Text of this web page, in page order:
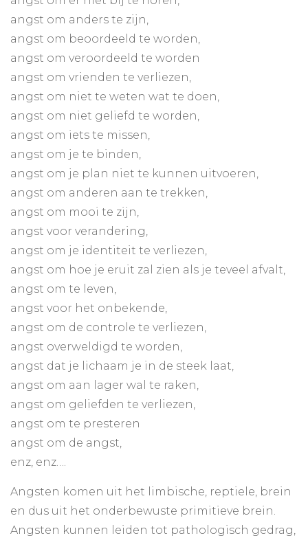
angst om anders te zijn,
angst om beoordeeld te worden,
angst om veroordeeld te worden
angst om vrienden te verliezen,
angst om niet te weten wat te doen,
angst om niet geliefd te worden,
angst om iets te missen,
angst om je te binden,
angst om je plan niet te kunnen uitvoeren,
angst om anderen aan te trekken,
angst om mooi te zijn,
angst voor verandering,
angst om je identiteit te verliezen,
angst om hoe je eruit zal zien als je teveel afvalt,
angst om te leven,
angst voor het onbekende,
angst om de controle te verliezen,
angst overweldigd te worden,
angst dat je lichaam je in de steek laat,
angst om aan lager wal te raken,
angst om geliefden te verliezen,
angst om te presteren
angst om de angst,
enz, enz….
Angsten komen uit het limbische, reptiele, brein
en dus uit het onderbewuste primitieve brein.
Angsten kunnen leiden tot pathologisch gedrag,